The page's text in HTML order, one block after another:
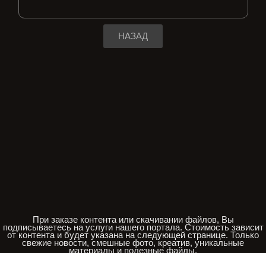
НАЗАД
При заказе контента или скачивании файлов, Вы
подписываетесь на услуги нашего портала. Стоимость зависит
от контента и будет указана на следующей странице. Только
свежие новости, смешные фото, креатив, уникальные
материалы и полезные файлы.